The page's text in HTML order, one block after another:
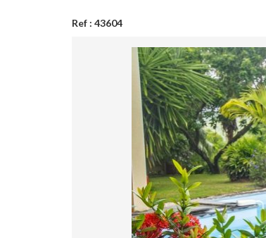
Ref : 43604